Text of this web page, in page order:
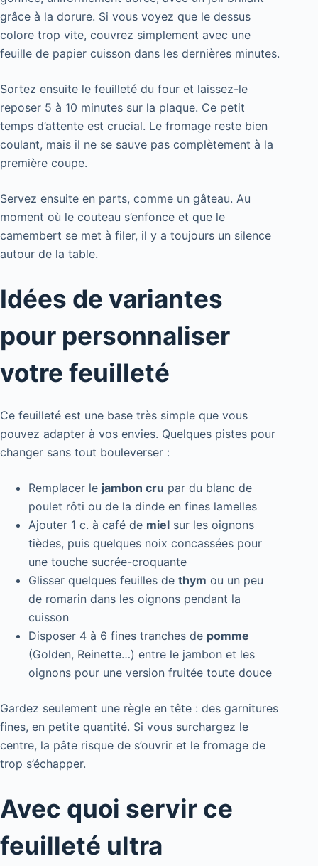
grâce à la dorure. Si vous voyez que le dessus
colore trop vite, couvrez simplement avec une
feuille de papier cuisson dans les dernières minutes.
Sortez ensuite le feuilleté du four et laissez-le
reposer 5 à 10 minutes sur la plaque. Ce petit
temps d’attente est crucial. Le fromage reste bien
coulant, mais il ne se sauve pas complètement à la
première coupe.
Servez ensuite en parts, comme un gâteau. Au
moment où le couteau s’enfonce et que le
camembert se met à filer, il y a toujours un silence
autour de la table.
Idées de variantes
pour personnaliser
votre feuilleté
Ce feuilleté est une base très simple que vous
pouvez adapter à vos envies. Quelques pistes pour
changer sans tout bouleverser :
Remplacer le jambon cru par du blanc de
poulet rôti ou de la dinde en fines lamelles
Ajouter 1 c. à café de miel sur les oignons
tièdes, puis quelques noix concassées pour
une touche sucrée-croquante
Glisser quelques feuilles de thym ou un peu
de romarin dans les oignons pendant la
cuisson
Disposer 4 à 6 fines tranches de pomme
(Golden, Reinette…) entre le jambon et les
oignons pour une version fruitée toute douce
Gardez seulement une règle en tête : des garnitures
fines, en petite quantité. Si vous surchargez le
centre, la pâte risque de s’ouvrir et le fromage de
trop s’échapper.
Avec quoi servir ce
feuilleté ultra